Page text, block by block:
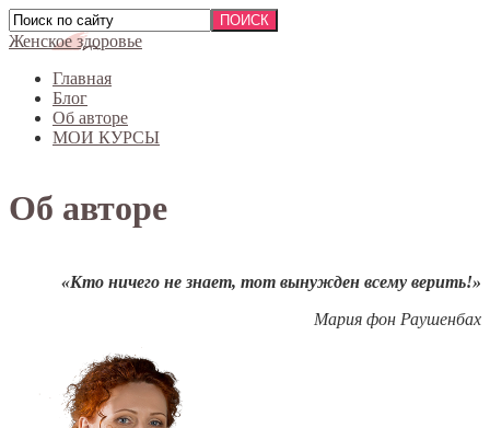
Женское здоровье
Главная
Блог
Об авторе
МОИ КУРСЫ
Об авторе
«Кто ничего не знает, тот вынужден всему верить!»
Мария фон Раушенбах